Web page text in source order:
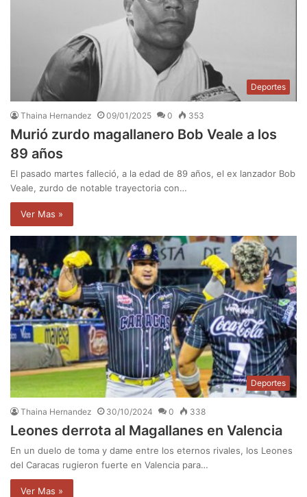
Deportes
Thaina Hernandez 09/01/2025 0 353
Murió zurdo magallanero Bob Veale a los
89 años
El pasado martes falleció, a la edad de 89 años, el ex lanzador Bob
Veale, zurdo de notable trayectoria con…
Ver Mas »
Deportes
Thaina Hernandez 30/10/2024 0 338
Leones derrota al Magallanes en Valencia
En un duelo de toma y dame entre los eternos rivales, los Leones
del Caracas rugieron fuerte en Valencia para…
Ver Mas »